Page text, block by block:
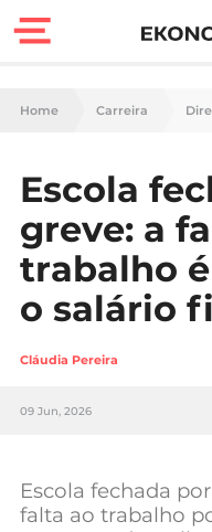
Finanças
Carreira
Casa
Lifestyle
Sociedade
Tecnologia
Negócios
Home Carreira
Escola
greve: a
trabalho
o salário
Cláudia Pereira
09 Jun, 2026
Escola fechada
falta ao trabalho